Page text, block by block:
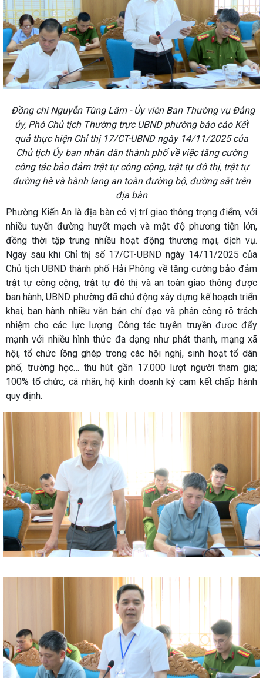
Đồng chí Nguyễn Tùng Lâm - Ủy viên Ban Thường vụ Đảng
ủy, Phó Chủ tịch Thường trực UBND phường báo cáo Kết
quả thực hiện Chỉ thị 17/CT-UBND ngày 14/11/2025 của
Chủ tịch Ủy ban nhân dân thành phố về việc tăng cường
công tác bảo đảm trật tự công cộng, trật tự đô thị, trật tự
đường hè và hành lang an toàn đường bộ, đường sắt trên
địa bàn
Phường Kiến An là địa bàn có vị trí giao thông trọng điểm, với
nhiều tuyến đường huyết mạch và mật độ phương tiện lớn,
đồng thời tập trung nhiều hoạt động thương mại, dịch vụ.
Ngay sau khi Chỉ thị số 17/CT-UBND ngày 14/11/2025 của
Chủ tịch UBND thành phố Hải Phòng về tăng cường bảo đảm
trật tự công cộng, trật tự đô thị và an toàn giao thông được
ban hành, UBND phường đã chủ động xây dựng kế hoạch triển
khai, ban hành nhiều văn bản chỉ đạo và phân công rõ trách
nhiệm cho các lực lượng. Công tác tuyên truyền được đẩy
mạnh với nhiều hình thức đa dạng như phát thanh, mạng xã
hội, tổ chức lồng ghép trong các hội nghị, sinh hoạt tổ dân
phố, trường học… thu hút gần 17.000 lượt người tham gia;
100% tổ chức, cá nhân, hộ kinh doanh ký cam kết chấp hành
quy định.